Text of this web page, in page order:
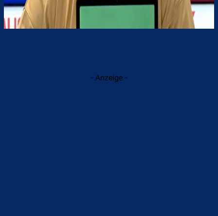
- Anzeige -